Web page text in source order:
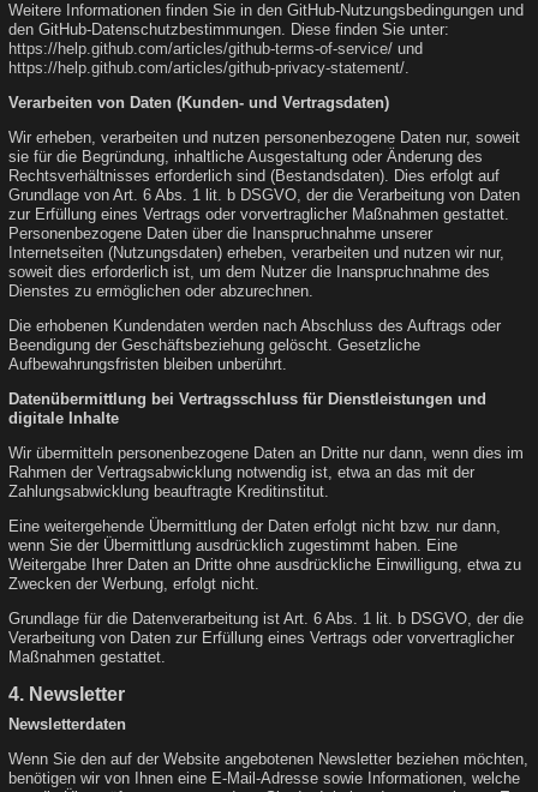
Weitere Informationen finden Sie in den GitHub-Nutzungsbedingungen und
den GitHub-Datenschutzbestimmungen. Diese finden Sie unter:
https://help.github.com/articles/github-terms-of-service/ und
https://help.github.com/articles/github-privacy-statement/.
Verarbeiten von Daten (Kunden- und Vertragsdaten)
Wir erheben, verarbeiten und nutzen personenbezogene Daten nur, soweit
sie für die Begründung, inhaltliche Ausgestaltung oder Änderung des
Rechtsverhältnisses erforderlich sind (Bestandsdaten). Dies erfolgt auf
Grundlage von Art. 6 Abs. 1 lit. b DSGVO, der die Verarbeitung von Daten
zur Erfüllung eines Vertrags oder vorvertraglicher Maßnahmen gestattet.
Personenbezogene Daten über die Inanspruchnahme unserer
Internetseiten (Nutzungsdaten) erheben, verarbeiten und nutzen wir nur,
soweit dies erforderlich ist, um dem Nutzer die Inanspruchnahme des
Dienstes zu ermöglichen oder abzurechnen.
Die erhobenen Kundendaten werden nach Abschluss des Auftrags oder
Beendigung der Geschäftsbeziehung gelöscht. Gesetzliche
Aufbewahrungsfristen bleiben unberührt.
Datenübermittlung bei Vertragsschluss für Dienstleistungen und
digitale Inhalte
Wir übermitteln personenbezogene Daten an Dritte nur dann, wenn dies im
Rahmen der Vertragsabwicklung notwendig ist, etwa an das mit der
Zahlungsabwicklung beauftragte Kreditinstitut.
Eine weitergehende Übermittlung der Daten erfolgt nicht bzw. nur dann,
wenn Sie der Übermittlung ausdrücklich zugestimmt haben. Eine
Weitergabe Ihrer Daten an Dritte ohne ausdrückliche Einwilligung, etwa zu
Zwecken der Werbung, erfolgt nicht.
Grundlage für die Datenverarbeitung ist Art. 6 Abs. 1 lit. b DSGVO, der die
Verarbeitung von Daten zur Erfüllung eines Vertrags oder vorvertraglicher
Maßnahmen gestattet.
4. Newsletter
Newsletterdaten
Wenn Sie den auf der Website angebotenen Newsletter beziehen möchten,
benötigen wir von Ihnen eine E-Mail-Adresse sowie Informationen, welche